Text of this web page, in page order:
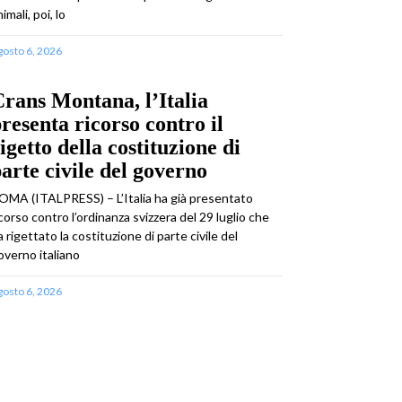
poi, lo
6, 2026
Montana, l’Italia
ricorso contro il
della costituzione di
civile del governo
(ITALPRESS) – L’Italia ha già presentato
contro l’ordinanza svizzera del 29 luglio che
rigettato la costituzione di parte civile del
italiano
6, 2026